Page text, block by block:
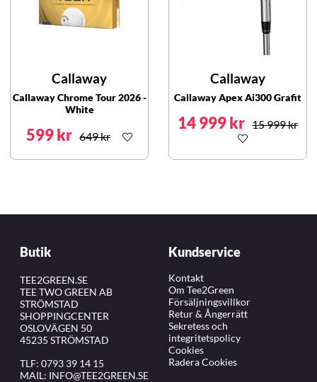
Callaway
Callaway Chrome Tour 2026 -
White
599 kr 649 kr
Callaway
Callaway Apex Ai300 Grafit
14 999 kr 15 999 kr
Butik
TEE2GREEN.SE
TEE TWO GREEN AB
STRÖMSTAD
SHOPPINGCENTER
OSLOVÄGEN 50
45235 STRÖMSTAD
TLF: 0793 39 14 15
MAIL: INFO@TEE2GREEN.SE
Kundservice
Kontakt
Om Tee2Green
Försäljningsvillkor
Retur & Ångerrätt
Sekretess och
integritetspolicy
Cookies
Radera Cookies